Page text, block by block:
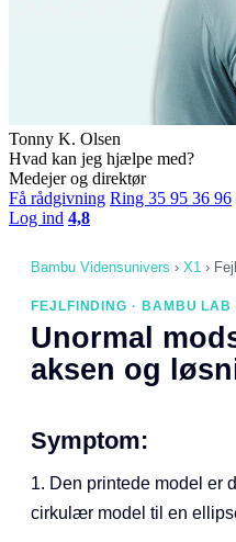
Tonny K. Olsen
Hvad kan jeg hjælpe med?
Medejer og direktør
Få rådgivning Ring 35 95 36 96
Log ind 4,8
Bambu Vidensunivers › X1 ›
FEJLFINDING · BAMBU LAB
Unormal
aksen og
Symptom:
1. Den printede model er
cirkulær model til en